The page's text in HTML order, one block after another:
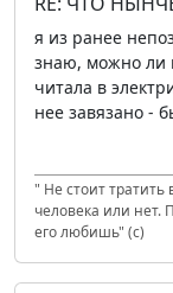
я из ранее
знаю, можно ли
читала в
нее завязано -
" Не стоит
человека или нет.
его любишь" (с)